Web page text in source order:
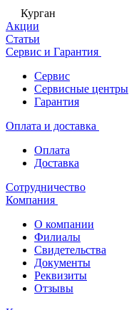
Курган
Акции
Статьи
Сервис и Гарантия
Сервис
Сервисные центры
Гарантия
Оплата и доставка
Оплата
Доставка
Сотрудничество
Компания
О компании
Филиалы
Свидетельства
Документы
Реквизиты
Отзывы